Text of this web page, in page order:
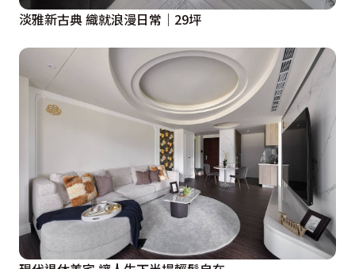
淡雅新古典 織就浪漫日常｜29坪